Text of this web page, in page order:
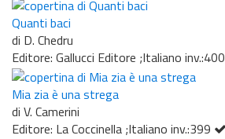
Quanti baci
di D. Chedru
Editore: Gallucci Editore ;Italiano inv.:400
Mia zia è una strega
di V. Camerini
Editore: La Coccinella ;Italiano inv.:399